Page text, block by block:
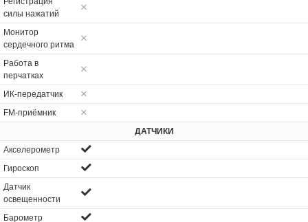
силы нажатий
Монитор
сердечного ритма
Работа в
перчатках
ИК-передатчик
FM-приёмник
ДАТЧИКИ
Акселерометр
Гироскоп
Датчик
освещенности
Барометр